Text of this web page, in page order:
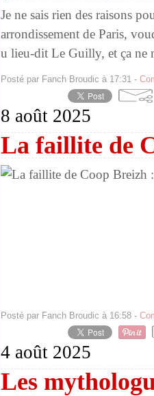
Je ne sais rien des raisons
arrondissement de Paris,
u lieu-dit Le Guilly, et ça ne
Posté par Fanch Broudic à 17:31 -
8 août 2025
La faillite de
Posté par Fanch Broudic à 16:58 -
4 août 2025
Les